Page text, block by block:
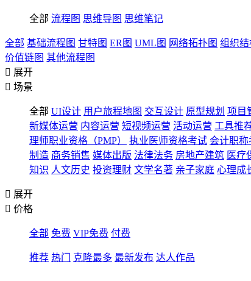
全部 流程图 思维导图 思维笔记
全部 基础流程图 甘特图 ER图 UML图 网络拓扑图 组织结
价值链图 其他流程图
 展开
 场景
全部 UI设计 用户旅程地图 交互设计 原型规划 项目
新媒体运营 内容运营 短视频运营 活动运营 工具推
理师职业资格（PMP）
执业医师资格考试 会计职称
制造 商务销售 媒体出版 法律法务 房地产建筑 医疗
知识 人文历史 投资理财 文学名著 亲子家庭 心理成
 展开
 价格
全部 免费 VIP免费 付费
推荐 热门 克隆最多 最新发布 达人作品